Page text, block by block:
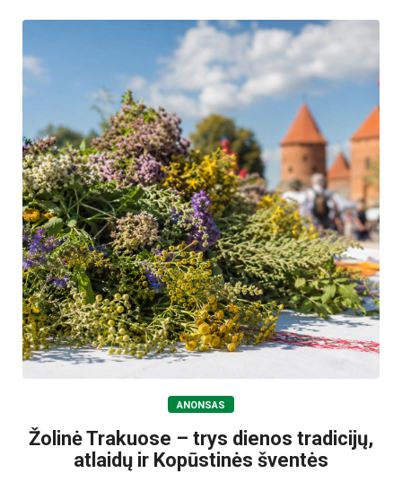
ANONSAS
Žolinė Trakuose – trys dienos tradicijų,
atlaidų ir Kopūstinės šventės